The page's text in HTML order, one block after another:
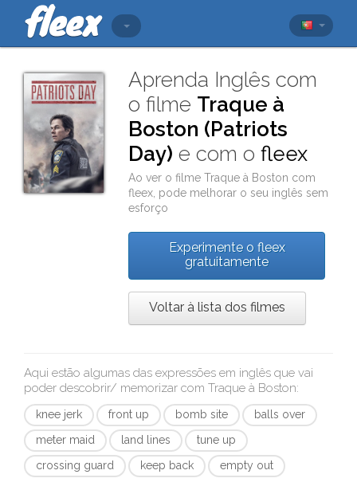
Aprenda Inglês com
o filme Traque à
Boston (Patriots
Day) e com ofleex
Ao ver o filmeTraque à Boston com
fleex , pode melhorar o seu inglês sem
esforço
Experimente o fleex
gratuitamente
Voltar à lista dos filmes
Aqui estão algumas das expressões em inglês que vai
poder descobrir/ memorizar com Traque à Boston:
knee jerk front up bomb site
balls over
meter maid
land lines
tune up
crossing guard
keep back empty out